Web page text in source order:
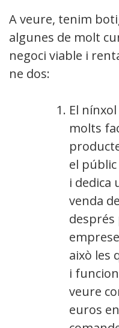
A veure, tenim
algunes de molt
negoci viable i
ne dos:
El
molts
el públic
i dedica
venda
això les
i
veure
euros